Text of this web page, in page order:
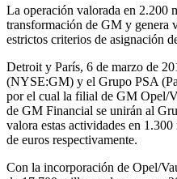
La operación valorada en 2.200
transformación de GM y genera
estrictos criterios de asignación
Detroit y París, 6 de marzo de
(NYSE:GM) y el Grupo PSA
por el cual la filial de GM Opel/
de GM Financial se unirán al
valora estas actividades en
de euros respectivamente.
Con la incorporación de Opel/